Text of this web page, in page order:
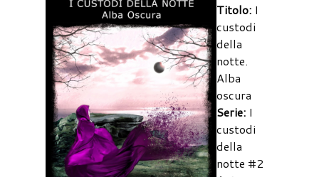
Titolo: I
custodi
della
notte.
Alba
oscura
Serie: I
custodi
della
notte #2